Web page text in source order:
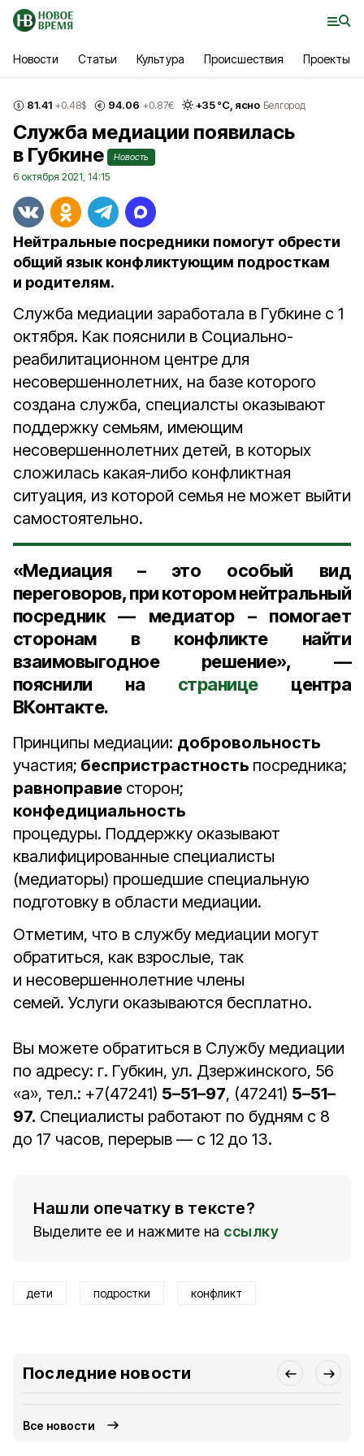
Новости Статьи Культура Происшествия Проекты
81.41 +0.48$ 94.06 +0.87€ +35°С, ясно Белгород
Служба медиации появилась
в Губкине
Новость
6 октября 2021, 14:15
Нейтральные посредники помогут обрести
общий язык конфликтующим подросткам
и родителям.
Служба медиации заработала в Губкине с 1
октября. Как пояснили в Социально-
реабилитационном центре для
несовершеннолетних, на базе которого
создана служба, специалсты оказывают
поддержку семьям, имеющим
несовершеннолетних детей, в которых
сложилась какая‑либо конфликтная
ситуация, из которой семья не может выйти
самостоятельно.
«Медиация – это особый вид
переговоров, при котором нейтральный
посредник — медиатор – помогает
сторонам в конфликте найти
взаимовыгодное решение», —
пояснили на страницецентра
ВКонтакте.
Принципы медиации: добровольность
участия; беспристрастность посредника;
равноправие сторон;
конфедициальность
процедуры. Поддержку оказывают
квалифицированные специалисты
(медиаторы) прошедшие специальную
подготовку в области медиации.
Отметим, что в службу медиации могут
обратиться, как взрослые, так
и несовершеннолетние члены
семей. Услуги оказываются бесплатно.
Вы можете обратиться в Службу медиации
по адресу: г. Губкин, ул. Дзержинского, 56
«а», тел.: +7(47241) 5–51–97, (47241) 5–51–
97. Специалисты работают по будням с 8
до 17 часов, перерыв — с 12 до 13.
Нашли опечатку в тексте?
Выделите ее и нажмите на ссылку
дети подростки конфликт
Последние новости
Все новости